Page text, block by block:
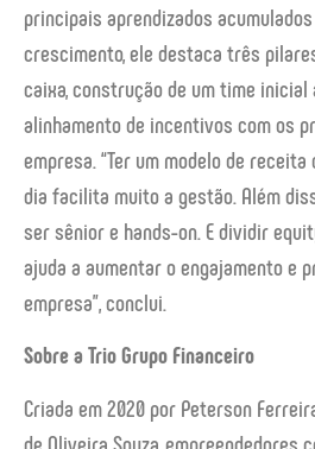
principais aprendizados
crescimento, ele destaca três
caixa, construção de um time
alinhamento de incentivos com os
empresa. “Ter um modelo de
dia facilita muito a gestão. Além
ser sênior e hands-on. E dividir
ajuda a aumentar o engajamento e
empresa”, conclui.
Sobre a Trio Grupo Financeiro
Criada em 2020 por Peterson
de Oliveira Souza, empreendedores